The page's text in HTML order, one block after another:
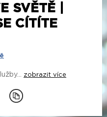
SVĚTĚ |
CÍTÍTE
zobrazit více